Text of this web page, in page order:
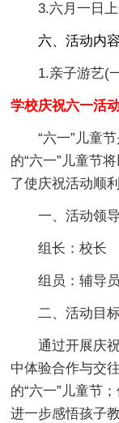
3.六月一日上
六、活动内容
1.亲子游艺(
学校庆祝六一活
“六一”儿童节
的“六一”儿童节
了使庆祝活动顺
一、活动领导
组长：校长
组员：辅导员
二、活动目
通过开展庆祝“
中体验合作与交
的“六一”儿童节
进一步感悟孩子